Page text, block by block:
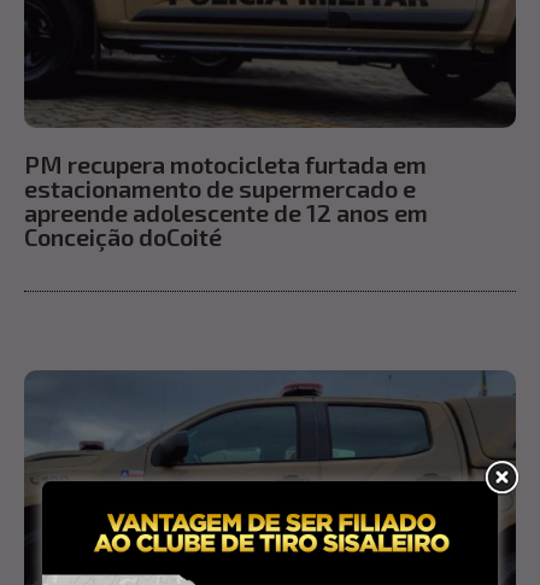
PM recupera motocicleta furtada em
estacionamento de supermercado e
apreende adolescente de 12 anos em
Conceição doCoité